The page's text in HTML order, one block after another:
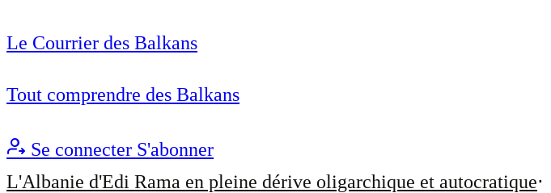
Le Courrier des Balkans
Tout comprendre des Balkans
Se connecter S'abonner
L'Albanie d'Edi Rama en pleine dérive oligarchique et autocratique